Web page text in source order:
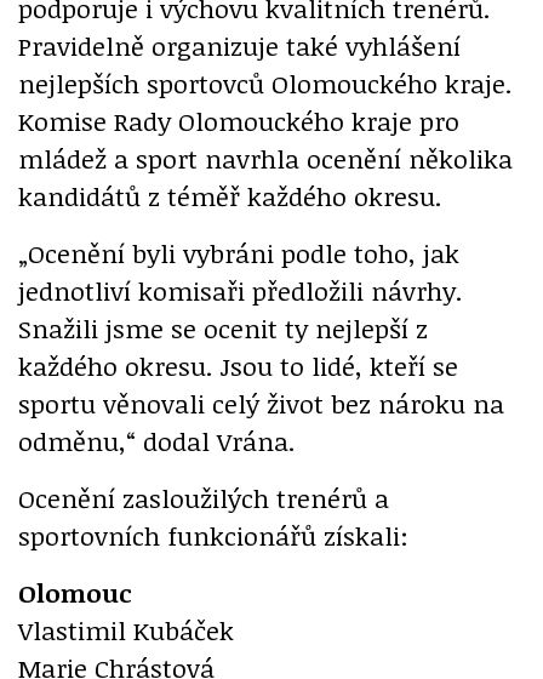
podporuje i výchovu kvalitních trenérů.
Pravidelně organizuje také vyhlášení
nejlepších sportovců Olomouckého kraje.
Komise Rady Olomouckého kraje pro
mládež a sport navrhla ocenění několika
kandidátů z téměř každého okresu.
„Ocenění byli vybráni podle toho, jak
jednotliví komisaři předložili návrhy.
Snažili jsme se ocenit ty nejlepší z
každého okresu. Jsou to lidé, kteří se
sportu věnovali celý život bez nároku na
odměnu,“ dodal Vrána.
Ocenění zasloužilých trenérů a
sportovních funkcionářů získali:
Olomouc
Vlastimil Kubáček
Marie Chrástová